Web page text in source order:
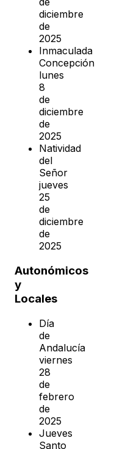
diciembre
de
2025
Inmaculada
Concepción
lunes
8
de
diciembre
de
2025
Natividad
del
Señor
jueves
25
de
diciembre
de
2025
Autonómicos
y
Locales
Día
de
Andalucía
viernes
28
de
febrero
de
2025
Jueves
Santo